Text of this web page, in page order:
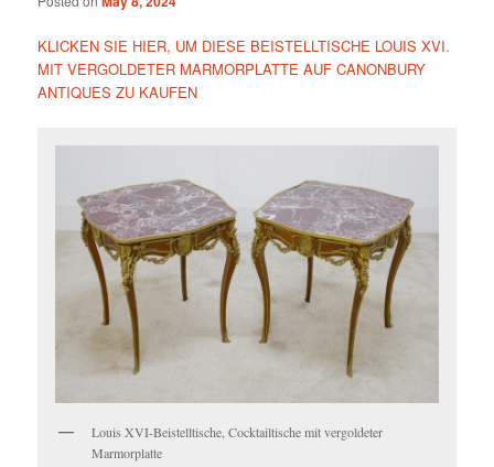
KLICKEN SIE HIER, UM DIESE BEISTELLTISCHE LOUIS XVI.
MIT VERGOLDETER MARMORPLATTE AUF CANONBURY
ANTIQUES ZU KAUFEN
Louis XVI-Beistelltische, Cocktailtische mit vergoldeter
Marmorplatte